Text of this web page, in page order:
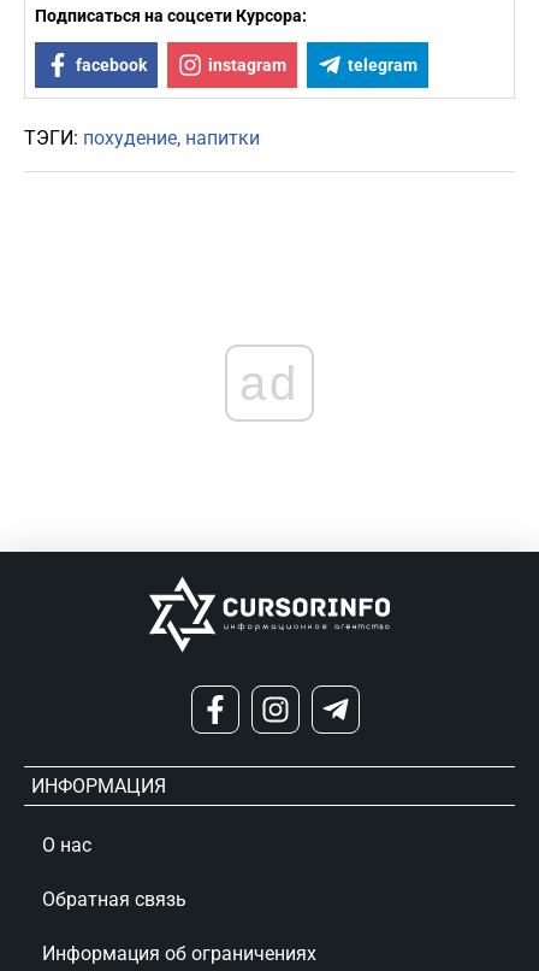
Подписаться на соцсети Курсора:
facebook instagram telegram
ТЭГИ: похудение напитки
ad
ИНФОРМАЦИЯ
О нас
Обратная связь
Информация об ограничениях